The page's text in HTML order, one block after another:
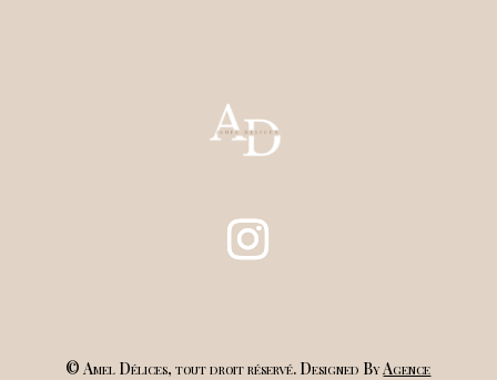
© Amel Délices, tout droit réservé. Designed ByAgence